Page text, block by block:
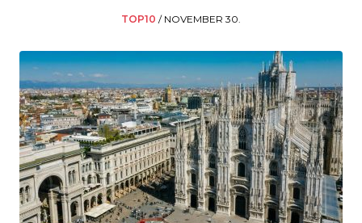
TOP10 / NOVEMBER 30.